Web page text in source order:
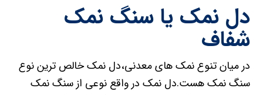
دل نمک یا سنگ نمک
شفاف
در میان تنوع نمک های معدنی،دل نمک خالص ترین نوع
سنگ نمک هست.دل نمک در واقع نوعی از سنگ نمک